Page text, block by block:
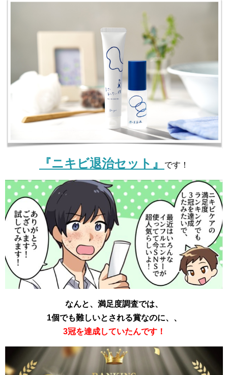
『ニキビ退治セット』 です！
なんと、満足度調査では、
1個でも難しいとされる賞なのに、、
3冠を達成していたんです！